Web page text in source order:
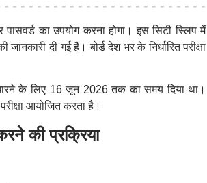
का उपयोग करना होगा। इस सिटी स्लिप में
दी गई है। बोर्ड देश भर के निर्धारित परीक्षा
के लिए 16 जून 2026 तक का समय दिया था।
आयोजित करता है।
की प्रक्रिया